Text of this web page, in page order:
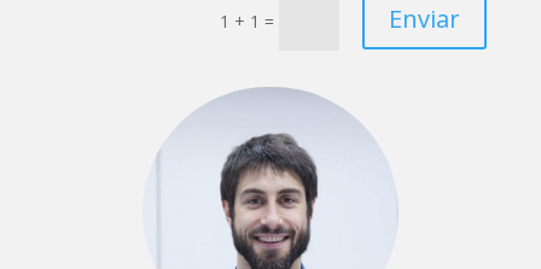
1 + 1 = Enviar